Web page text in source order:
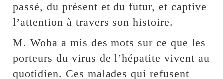
passé, du présent et du futur, et captive
l’attention à travers son histoire.
M. Woba a mis des mots sur ce que les
porteurs du virus de l’hépatite vivent au
quotidien. Ces malades qui refusent